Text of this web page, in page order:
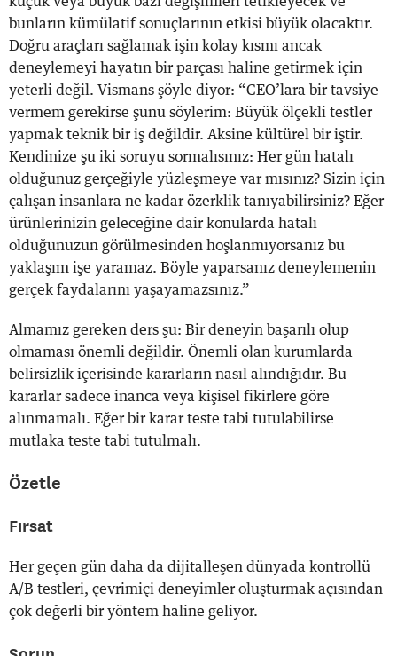
bunların kümülatif sonuçlarının etkisi büyük olacaktır.
Doğru araçları sağlamak işin kolay kısmı ancak
deneylemeyi hayatın bir parçası haline getirmek için
yeterli değil. Vismans şöyle diyor: “CEO’lara bir tavsiye
vermem gerekirse şunu söylerim: Büyük ölçekli testler
yapmak teknik bir iş değildir. Aksine kültürel bir iştir.
Kendinize şu iki soruyu sormalısınız: Her gün hatalı
olduğunuz gerçeğiyle yüzleşmeye var mısınız? Sizin için
çalışan insanlara ne kadar özerklik tanıyabilirsiniz? Eğer
ürünlerinizin geleceğine dair konularda hatalı
olduğunuzun görülmesinden hoşlanmıyorsanız bu
yaklaşım işe yaramaz. Böyle yaparsanız deneylemenin
gerçek faydalarını yaşayamazsınız.”
Almamız gereken ders şu: Bir deneyin başarılı olup
olmaması önemli değildir. Önemli olan kurumlarda
belirsizlik içerisinde kararların nasıl alındığıdır. Bu
kararlar sadece inanca veya kişisel fikirlere göre
alınmamalı. Eğer bir karar teste tabi tutulabilirse
mutlaka teste tabi tutulmalı.
Özetle
Fırsat
Her geçen gün daha da dijitalleşen dünyada kontrollü
A/B testleri, çevrimiçi deneyimler oluşturmak açısından
çok değerli bir yöntem haline geliyor.